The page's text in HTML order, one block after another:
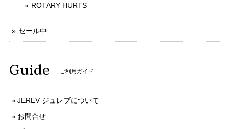
ROTARY HURTS
セール中
Guide ご利用ガイド
JEREV ジュレブについて
お問合せ